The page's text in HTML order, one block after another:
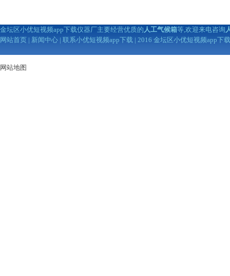
金坛区小优短视频app下载仪器厂主要经营优质的 人工气候箱等,欢迎来电咨询
网站首页 | 新闻中心 | 联系小优短视频app下载 | 2016 金坛区小优短视频app下
网站地图